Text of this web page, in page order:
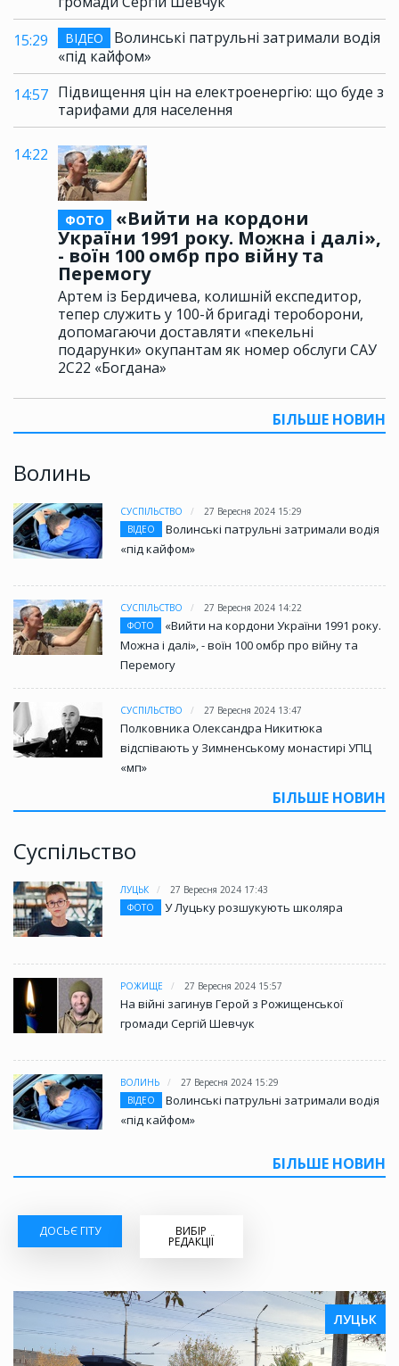
15:29
ВІДЕО
Волинські патрульні затримали водія
«під кайфом»
14:57 Підвищення цін на електроенергію: що буде з
тарифами для населення
14:22
ФОТО
«Вийти на кордони
України 1991 року. Можна і далі»,
- воїн 100 омбр про війну та
Перемогу
Артем із Бердичева, колишній експедитор,
тепер служить у 100-й бригаді тероборони,
допомагаючи доставляти «пекельні
подарунки» окупантам як номер обслуги САУ
2С22 «Богдана»
БІЛЬШЕ НОВИН
Волинь
СУСПІЛЬСТВО
27 Вересня 2024 15:29
ВІДЕО
Волинські патрульні затримали водія
«під кайфом»
СУСПІЛЬСТВО
27 Вересня 2024 14:22
ФОТО
«Вийти на кордони України 1991 року.
Можна і далі», - воїн 100 омбр про війну та
Перемогу
СУСПІЛЬСТВО 27 Вересня 2024 13:47
Полковника Олександра Никитюка
відспівають у Зимненському монастирі УПЦ
«мп»
БІЛЬШЕ НОВИН
Суспільство
ЛУЦЬК
27 Вересня 2024 17:43
ФОТО
У Луцьку розшукують школяра
РОЖИЩЕ 27 Вересня 2024 15:57
На війні загинув Герой з Рожищенської
громади Сергій Шевчук
ВОЛИНЬ
27 Вересня 2024 15:29
ВІДЕО
Волинські патрульні затримали водія
«під кайфом»
БІЛЬШЕ НОВИН
ДОСЬЄ ГІТУ ВИБІР
РЕДАКЦІЇ
ЛУЦЬК